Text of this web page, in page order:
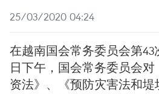
25/03/2020 04:24
在越南国会常务委员会第43
日下午，国会常务委员会
资法》、《预防灾害法和